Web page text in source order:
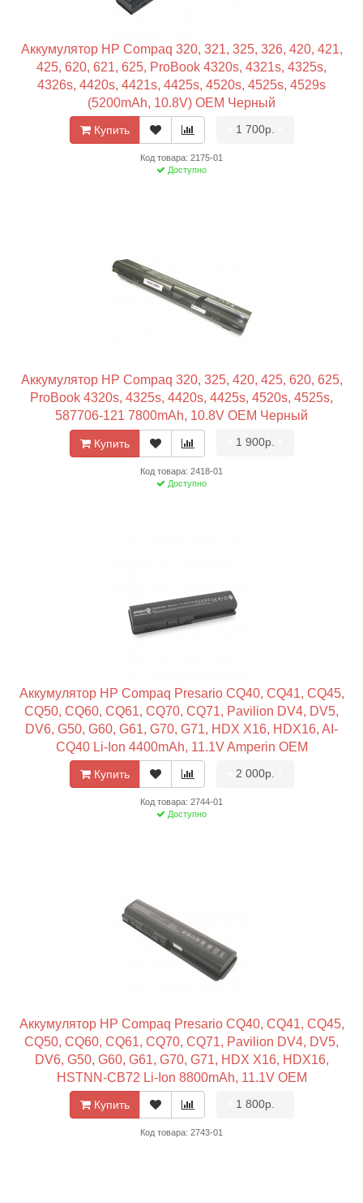
Аккумулятор HP Compaq 320, 321, 325, 326, 420, 421,
425, 620, 621, 625, ProBook 4320s, 4321s, 4325s,
4326s, 4420s, 4421s, 4425s, 4520s, 4525s, 4529s
(5200mAh, 10.8V) OEM Черный
Купить 1 700р.
Код товара: 2175-01
Доступно
Аккумулятор HP Compaq 320, 325, 420, 425, 620, 625,
ProBook 4320s, 4325s, 4420s, 4425s, 4520s, 4525s,
587706-121 7800mAh, 10.8V OEM Черный
Купить 1 900р.
Код товара: 2418-01
Доступно
Аккумулятор HP Compaq Presario CQ40, CQ41, CQ45,
CQ50, CQ60, CQ61, CQ70, CQ71, Pavilion DV4, DV5,
DV6, G50, G60, G61, G70, G71, HDX X16, HDX16, AI-
CQ40 Li-Ion 4400mAh, 11.1V Amperin OEM
Купить 2 000р.
Код товара: 2744-01
Доступно
Аккумулятор HP Compaq Presario CQ40, CQ41, CQ45,
CQ50, CQ60, CQ61, CQ70, CQ71, Pavilion DV4, DV5,
DV6, G50, G60, G61, G70, G71, HDX X16, HDX16,
HSTNN-CB72 Li-Ion 8800mAh, 11.1V OEM
Купить 1 800р.
Код товара: 2743-01